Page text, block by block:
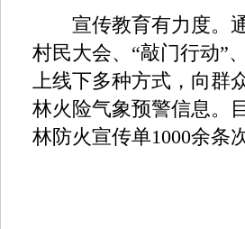
宣传教育有力度。通
村民大会、“敲门行动”
上线下多种方式，向群
林火险气象预警信息。
林防火宣传单1000余条